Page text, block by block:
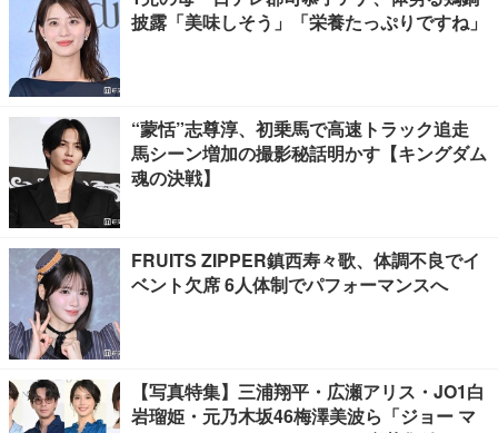
披露「美味しそう」「栄養たっぷりですね」
“蒙恬”志尊淳、初乗馬で高速トラック追走
馬シーン増加の撮影秘話明かす【キングダム
魂の決戦】
FRUITS ZIPPER鎮西寿々歌、体調不良でイ
ベント欠席 6人体制でパフォーマンスへ
【写真特集】三浦翔平・広瀬アリス・JO1白
岩瑠姫・元乃木坂46梅澤美波ら「ジョー マ